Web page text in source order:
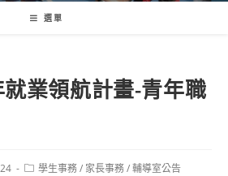
選單
業領航計畫-青年職
Post學生事務/ 家長事務/輔導室公告